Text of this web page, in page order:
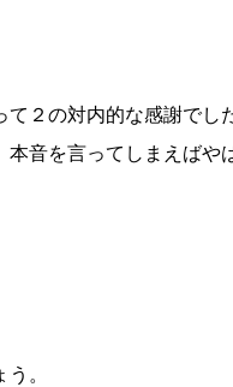
２の対内的な感謝でし
音を言ってしまえばや
。